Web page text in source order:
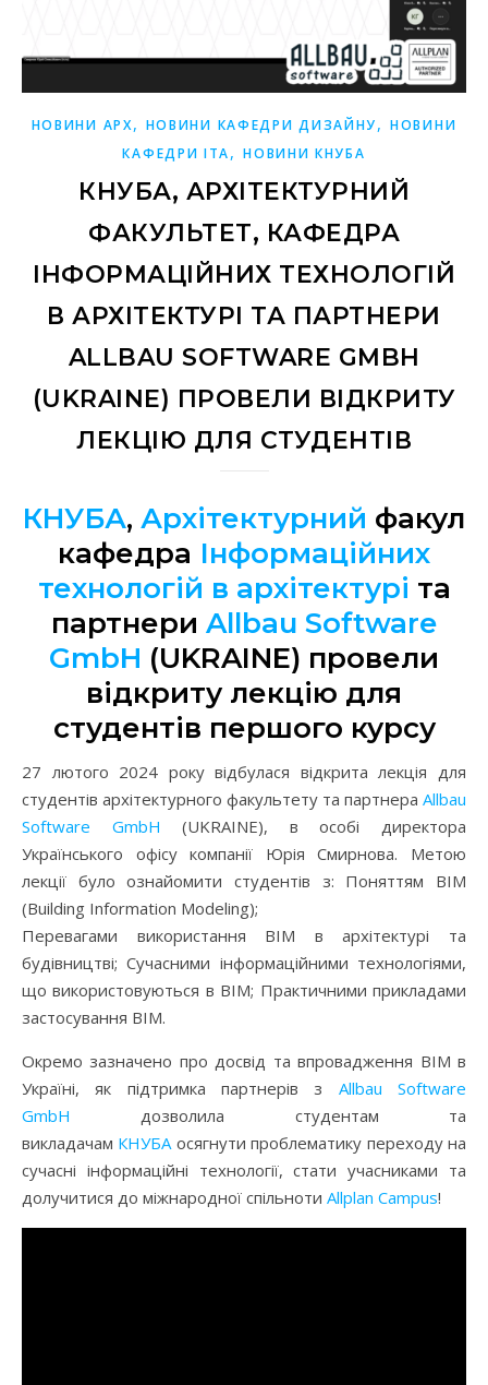
НОВИНИ АРХ, НОВИНИ КАФЕДРИ ДИЗАЙНУ,НОВИНИ
КАФЕДРИ ІТА,НОВИНИ КНУБА
КНУБА, АРХІТЕКТУРНИЙ
ФАКУЛЬТЕТ, КАФЕДРА
ІНФОРМАЦІЙНИХ ТЕХНОЛОГІЙ
В АРХІТЕКТУРІ ТА ПАРТНЕРИ
ALLBAU SOFTWARE GMBH
(UKRAINE) ПРОВЕЛИ ВІДКРИТУ
ЛЕКЦІЮ ДЛЯ СТУДЕНТІВ
КНУБА, Архітектурний
кафедра Інформаційних
технологій в архітектурі та
партнери Allbau Software
GmbH (UKRAINE) провели
відкриту лекцію для
студентів першого курсу
27 лютого 2024 року відбулася відкрита лекція для
студентів архітектурного факультету та партнера Allbau
Software GmbH (UKRAINE), в особі директора
Українського офісу компанії Юрія Смирнова. Метою
лекції було ознайомити студентів з: Поняттям ВІМ
(Building Information Modeling);
Перевагами використання ВІМ в архітектурі та
будівництві; Сучасними інформаційними технологіями,
що використовуються в ВІМ; Практичними прикладами
застосування ВІМ.
Окремо зазначено про досвід та впровадження ВІМ в
Україні, як підтримка партнерів з Allbau Software
GmbH дозволила студентам та
викладачам КНУБАосягнути проблематику переходу на
сучасні інформаційні технології, стати учасниками та
долучитися до міжнародної спільноти Allplan Campus!